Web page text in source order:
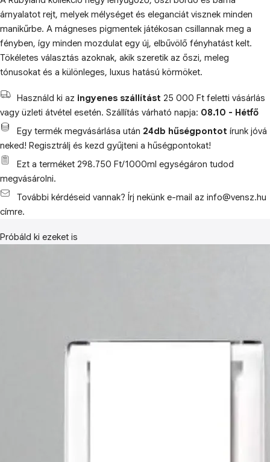
árnyalatot rejt, melyek mélységet és eleganciát visznek minden
manikűrbe. A mágneses pigmentek játékosan csillannak meg a
fényben, így minden mozdulat egy új, elbűvölő fényhatást kelt.
Tökéletes választás azoknak, akik szeretik az őszi, meleg
tónusokat és a különleges, luxus hatású körmöket.
Használd ki az ingyenes szállítást 25 000 Ft feletti vásárlás
vagy üzleti átvétel esetén. Szállítás várható napja: 08.10 - Hétfő
Egy termék megvásárlása után 24db hűségpontot írunk jóvá
neked! Regisztrálj és kezd gyűjteni a hűségpontokat!
Ezt a terméket 298.750 Ft/1000ml egységáron tudod
megvásárolni.
További kérdéseid vannak? Írj nekünk e-mail az info@vensz.hu
címre.
Próbáld ki ezeket is